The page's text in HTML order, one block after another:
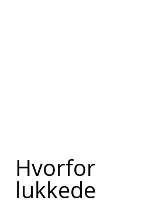
Hvorfor
lukkede